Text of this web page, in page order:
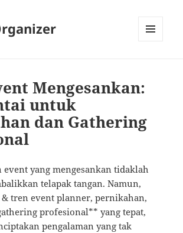
Mengesankan:
untuk
dan Gathering
event yang mengesankan tidaklah
telapak tangan. Namun,
tren event planner, pernikahan,
profesional** yang tepat,
pengalaman yang tak